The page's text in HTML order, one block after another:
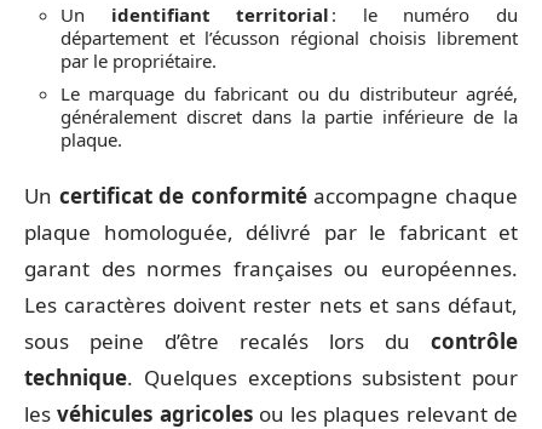
Un identifiant territorial : le numéro du
département et l’écusson régional choisis librement
par le propriétaire.
Le marquage du fabricant ou du distributeur agréé,
généralement discret dans la partie inférieure de la
plaque.
Un certificat de conformitéaccompagne chaque
plaque homologuée, délivré par le fabricant et
garant des normes françaises ou européennes.
Les caractères doivent rester nets et sans défaut,
sous peine d’être recalés lors du contrôle
technique. Quelques exceptions subsistent pour
lesvéhicules agricolesou les plaques relevant de